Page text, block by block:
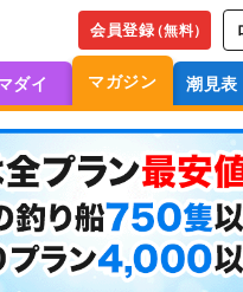
会員登録（無料）
ダイ マガジン 潮見表